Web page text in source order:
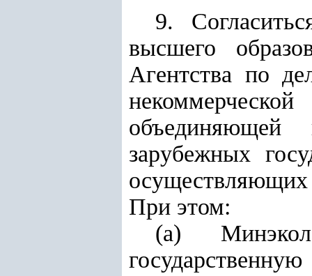
9.
высшего
Агентства по
зарубежных
При этом:
(а)